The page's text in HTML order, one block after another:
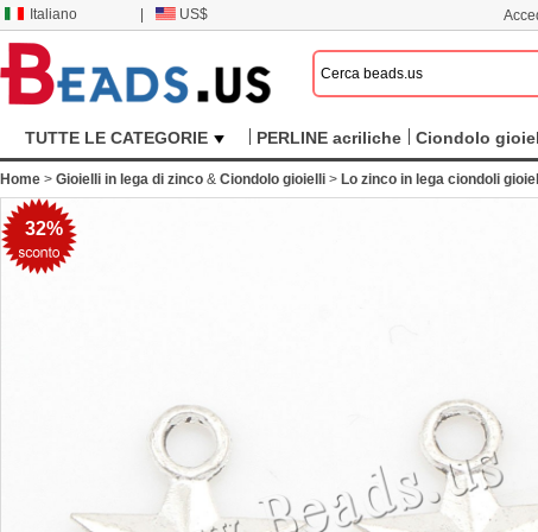
Italiano US$
TUTTE LE CATEGORIE PERLINE acriliche Ciondolo
Home > Gioielli in lega di zinco & Ciondolo gioielli > Lo zinco in lega ciondoli
32%